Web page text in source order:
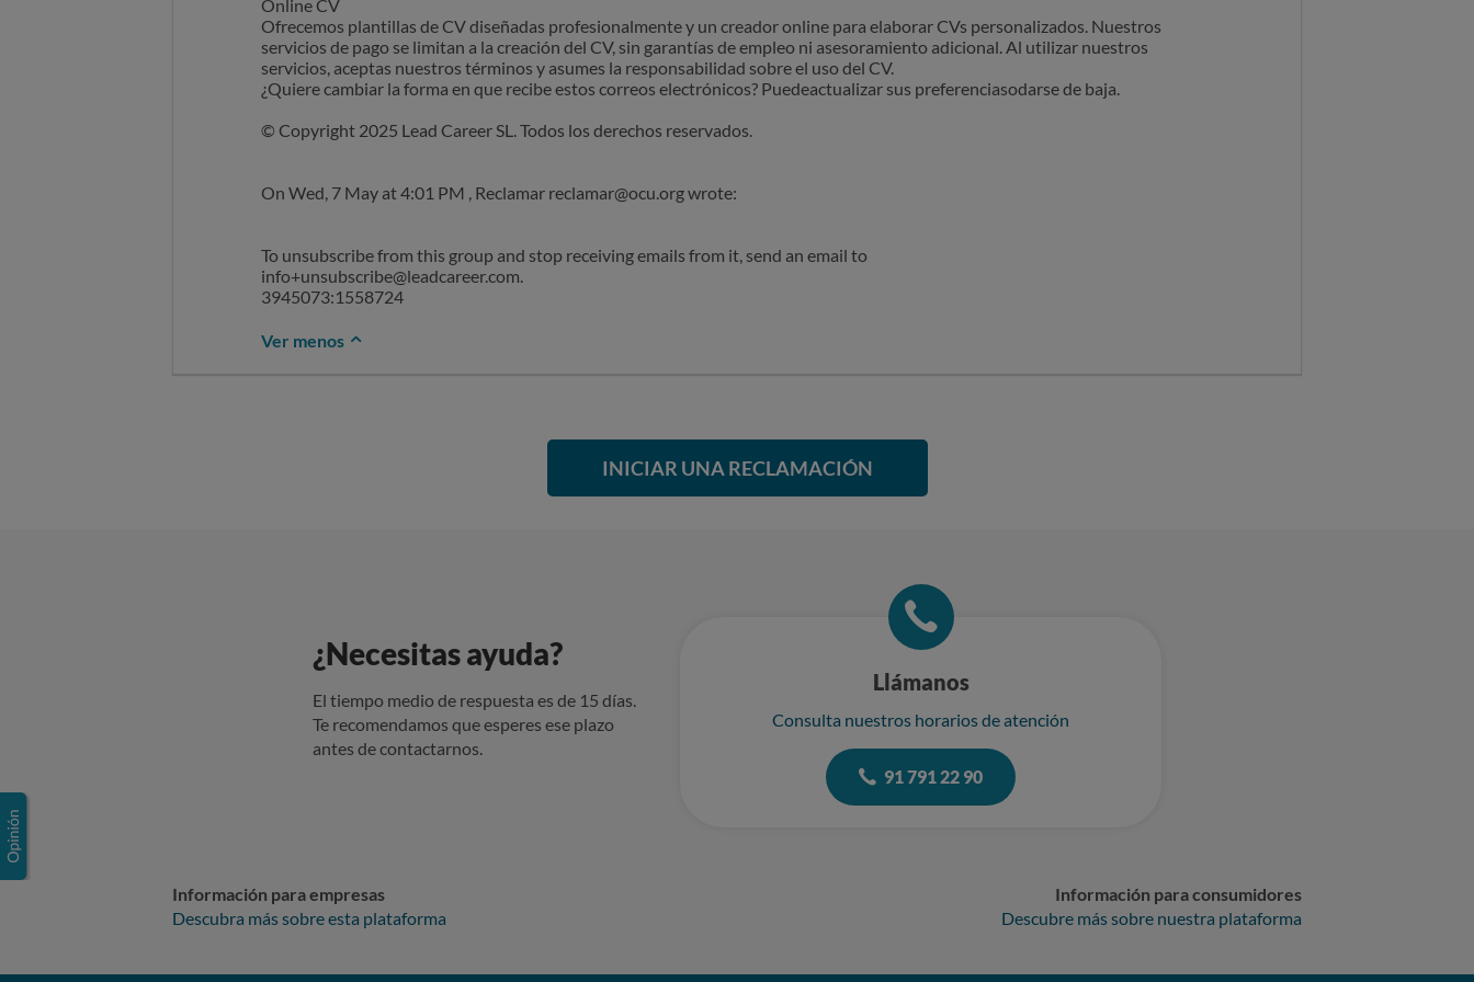
Online CV
Ofrecemos plantillas de CV diseñadas profesionalmente y un creador online para elaborar CVs personalizados. Nuestros
servicios de pago se limitan a la creación del CV, sin garantías de empleo ni asesoramiento adicional. Al utilizar nuestros
servicios, aceptas nuestros términos y asumes la responsabilidad sobre el uso del CV.
¿Quiere cambiar la forma en que recibe estos correos electrónicos? Puedeactualizar sus preferenciasodarse de baja.
© Copyright 2025 Lead Career SL. Todos los derechos reservados.
On Wed, 7 May at 4:01 PM , Reclamar reclamar@ocu.org wrote: ‌‌‌‌‌‌‌‌‌‌‌‌‌‌‌‌‌‌‌‌‌‌‌‌‌‌‌‌‌‌‌‌‌‌‌‌‌‌‌‌‌‌‌‌‌‌‌‌‌‌‌‌‌‌‌‌‌‌‌‌
To unsubscribe from this group and stop receiving emails from it, send an email to
info+unsubscribe@leadcareer.com.
3945073:1558724
Ver menos
INICIAR UNA RECLAMACIÓN
¿Necesitas ayuda?
El tiempo medio de respuesta es de 15 días.
Te recomendamos que esperes ese plazo
antes de contactarnos.
Llámanos
Consulta nuestros horarios de atención
91 791 22 90
Información para empresas
Descubra más sobre esta plataforma
Información para consumidores
Descubre más sobre nuestra plataforma